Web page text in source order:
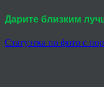
Дарите близким
Статуэтка по фото с